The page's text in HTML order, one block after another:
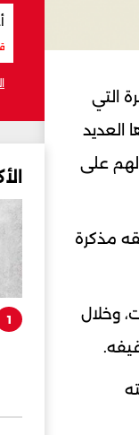
التي
العديد
لهم على
مذكرة
وخلال
1